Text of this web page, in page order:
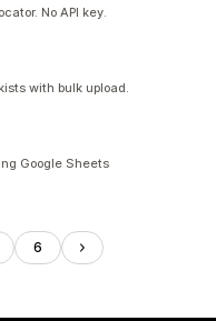
No API key.
with bulk upload.
Google Sheets
6